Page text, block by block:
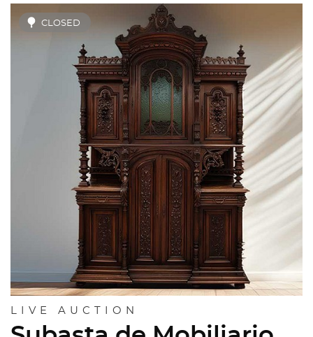
CLOSED
LIVE AUCTION